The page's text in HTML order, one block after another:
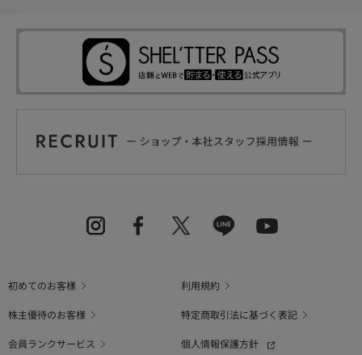
初めてのお客様
利用規約
株主優待のお客様
特定商取引法に基づく表記
会員ランクサービス
個人情報保護方針